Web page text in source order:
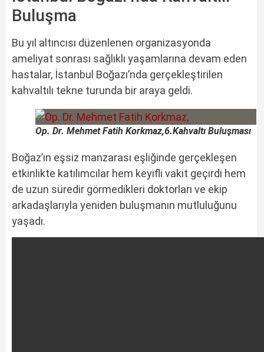
Buluşma
Bu yıl altıncısı düzenlenen organizasyonda
ameliyat sonrası sağlıklı yaşamlarına devam eden
hastalar, İstanbul Boğazı’nda gerçekleştirilen
kahvaltılı tekne turunda bir araya geldi.
Op. Dr. Mehmet Fatih Korkmaz,6.Kahvaltı Buluşması
Boğaz’ın eşsiz manzarası eşliğinde gerçekleşen
etkinlikte katılımcılar hem keyifli vakit geçirdi hem
de uzun süredir görmedikleri doktorları ve ekip
arkadaşlarıyla yeniden buluşmanın mutluluğunu
yaşadı.